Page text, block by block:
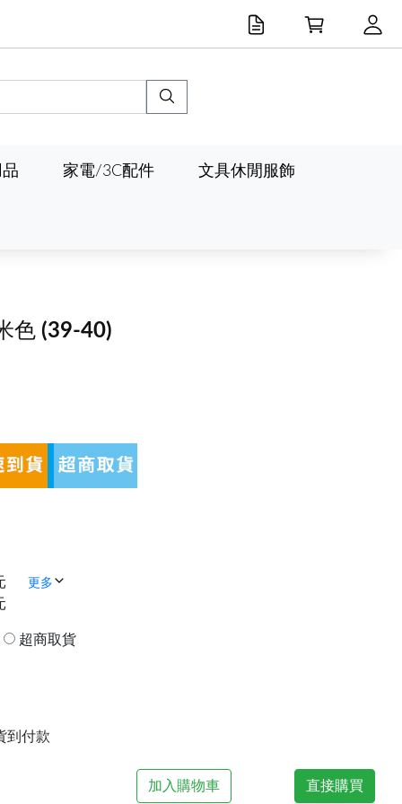
家電/3C配件 文具休閒服飾
色 (39-40)
更多
超商取貨
到付款
加入購物車 直接購買